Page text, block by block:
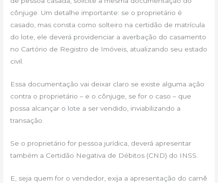
cônjuge. Um detalhe importante: se o proprietário é
casado, mas consta como solteiro na certidão de matrícula
do lote, ele deverá providenciar a averbação do casamento
no Cartório de Registro de Imóveis, atualizando seu estado
civil.
Essa documentação vai deixar claro se existe alguma ação
contra o proprietário – e o cônjuge, se for o caso – que
possa alcançar o lote a ser vendido, inviabilizando a
transação.
Se o proprietário for pessoa jurídica, deverá apresentar
também a Certidão Negativa de Débitos (CND) do INSS.
E, seja quem for o vendedor, exija a apresentação do carnê